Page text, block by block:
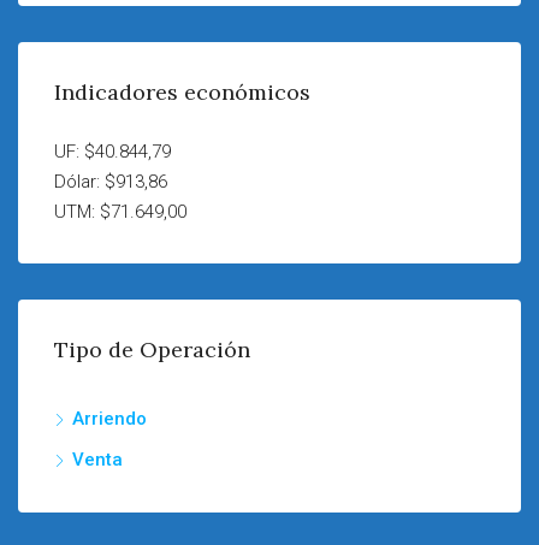
Indicadores económicos
UF: $40.844,79
Dólar: $913,86
UTM: $71.649,00
Tipo de Operación
Arriendo
Venta